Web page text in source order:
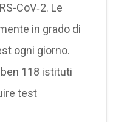
CoV‐2. Le
in grado di
ogni giorno.
118 istituti
test